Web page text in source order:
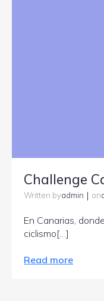
Challenge
Written byadmin | on
En Canarias,
ciclismo[…]
Read more